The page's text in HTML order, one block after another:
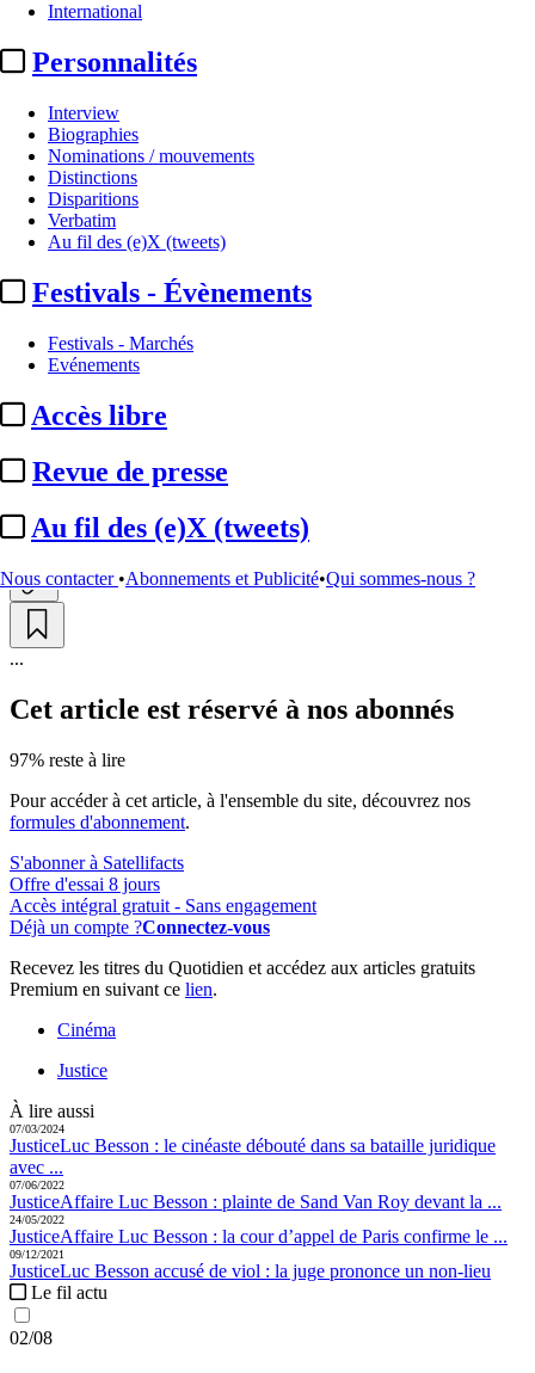
International
Personnalités
Interview
Biographies
Nominations / mouvements
Distinctions
Disparitions
Verbatim
Au fil des (e)X (tweets)
Festivals - Évènements
Festivals - Marchés
Evénements
Accès libre
Revue de presse
Au fil des (e)X (tweets)
Nous contacter •Abonnements et Publicité•Qui sommes-nous ?
Luc Besson accusé de viol :
parquet général requiert une ...
ParYD
Actualité n° 348107
...
Cet article est réservé à nos abonnés
97% reste à lire
Pour accéder à cet article, à l'ensemble du site, découvrez nos
formules d'abonnement.
S'abonner à Satellifacts
Offre d'essai 8 jours
Accès intégral gratuit - Sans engagement
Déjà un compte ?Connectez-vous
Recevez les titres du Quotidien et accédez aux articles gratuits
Premium en suivant ce lien.
Cinéma
Justice
À lire aussi
07/03/2024
JusticeLuc Besson : le cinéaste débouté dans sa bataille juridique
avec ...
07/06/2022
JusticeAffaire Luc Besson : plainte de Sand Van Roy devant la ...
24/05/2022
JusticeAffaire Luc Besson : la cour d’appel de Paris confirme le ...
09/12/2021
JusticeLuc Besson accusé de viol : la juge prononce un non-lieu
Le fil actu
02/08